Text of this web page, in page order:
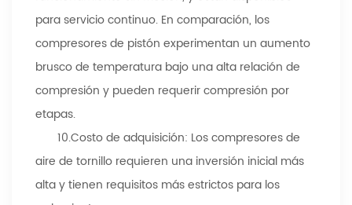
para servicio continuo. En comparación, los
compresores de pistón experimentan un aumento
brusco de temperatura bajo una alta relación de
compresión y pueden requerir compresión por
etapas.
10.Costo de adquisición: Los compresores de
aire de tornillo requieren una inversión inicial más
alta y tienen requisitos más estrictos para los